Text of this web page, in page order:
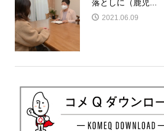
落としに（鹿児...
2021.06.09